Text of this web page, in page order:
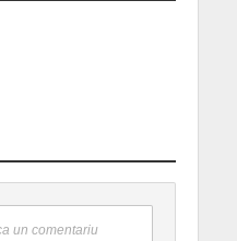
un comentariu